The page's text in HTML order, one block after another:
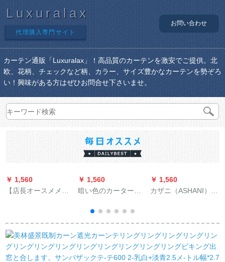
Luxuralax
代理購入専門サイト
お問い合わせ
カーテン通販「Luxuralax」！高品質のカーテンを激安でご提供。北
欧、花柄、チェックなど柄、カラー、サイズ豊かなカーテンを勢ぞろ
い！興味がある方はぜひお問合せ下さいませ。
￥ 1,560
【店長オースメメ】
遮光寝室リービグー
出窓UVカーター遮音
新型グリン-フーク加
工幅2.0 m*高さ2.1 m
￥ 1,560
暗い色のカーターテ
全に遮光します。テ`
ジは完全に遮光しま
す。赤い寝室の遮光
布の日よけ工事は窓
の高精密な既制カー
￥ 1,560
カザニ（ASHANI）オ
年山水国画リビン寮
遮光茶楼ホーテ出窓
ベランダ荘のレ－ト
断熱S 0395-鴻運カス